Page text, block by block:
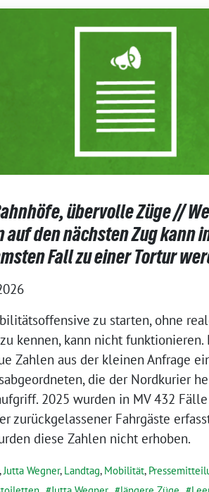
übervolle Züge //
auf den nächsten Zug kann
Fall zu einer Tortur
zu starten, ohne
kennen, kann nicht funktionieren.
Zahlen aus der kleinen Anfrage
die der Nordkurier
2025 wurden in MV 432
zurückgelassener Fahrgäste
diese Zahlen nicht erhoben.
,Jutta Wegner, Landtag, Mobilität,